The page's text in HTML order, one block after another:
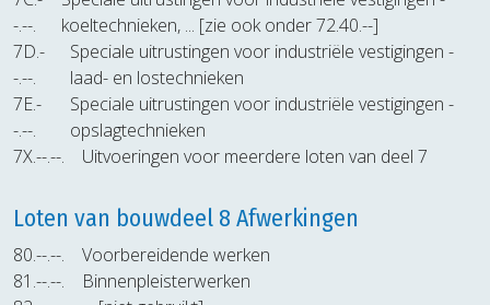
-.--.
koeltechnieken, ... [zie ook onder 72.40.--]
7D.-
-.--.
Speciale uitrustingen voor industriële vestigingen -
laad- en lostechnieken
7E.-
-.--.
Speciale uitrustingen voor industriële vestigingen -
opslagtechnieken
7X.--.--.
Uitvoeringen voor meerdere loten van deel 7
Loten van bouwdeel 8 Afwerkingen
80.--.--.
Voorbereidende werken
81.--.--.
Binnenpleisterwerken